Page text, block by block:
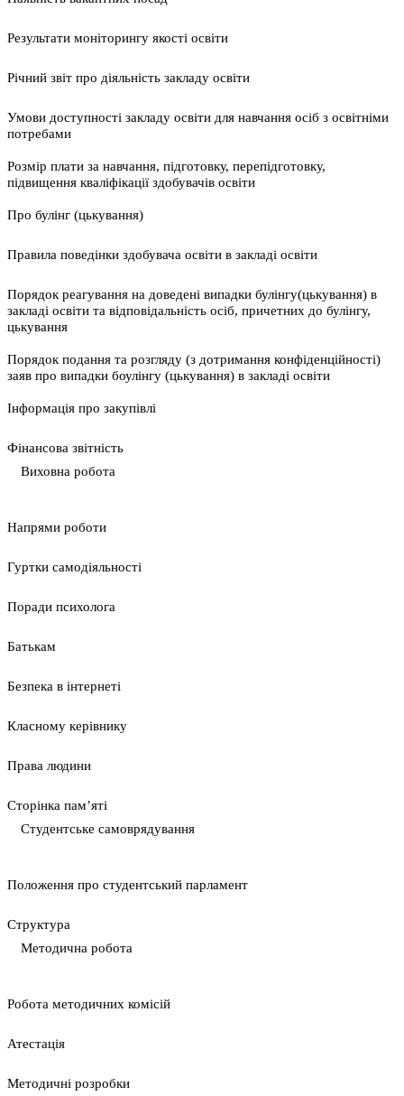
Результати моніторингу якості освіти
Річний звіт про діяльність закладу освіти
Умови доступності закладу освіти для навчання осіб з освітніми
потребами
Розмір плати за навчання, підготовку, перепідготовку,
підвищення кваліфікації здобувачів освіти
Про булінг (цькування)
Правила поведінки здобувача освіти в закладі освіти
Порядок реагування на доведені випадки булінгу(цькування) в
закладі освіти та відповідальність осіб, причетних до булінгу,
цькування
Порядок подання та розгляду (з дотримання конфіденційності)
заяв про випадки боулінгу (цькування) в закладі освіти
Інформація про закупівлі
Фінансова звітність
Виховна робота
Напрями роботи
Гуртки самодіяльності
Поради психолога
Батькам
Безпека в інтернеті
Класному керівнику
Права людини
Сторінка пам’яті
Студентське самоврядування
Положення про студентський парламент
Cтруктура
Методична робота
Pобота методичних комісій
Атестація
Методичні розробки